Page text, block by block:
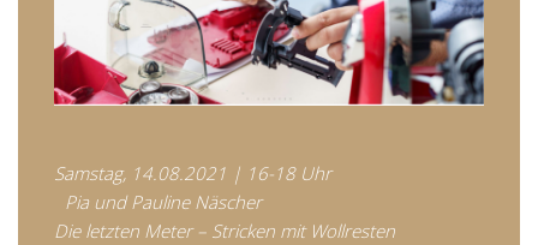
Samstag, 14.08.2021 | 16-18 Uhr
Pia und Pauline Näscher
Die letzten Meter – Stricken mit Wollresten